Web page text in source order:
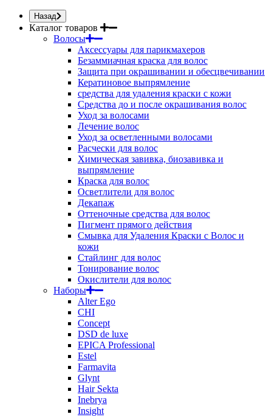
Назад
Каталог товаров
Волосы
Аксессуары для парикмахеров
Безаммиачная краска для волос
Защита при окрашивании и обесцвечивании
Кератиновое выпрямление
средства для удаления краски с кожи
Средства до и после окрашивания волос
Уход за волосами
Лечение волос
Уход за осветленными волосами
Расчески для волос
Химическая завивка, биозавивка и
выпрямление
Краска для волос
Осветлители для волос
Декапаж
Оттеночные средства для волос
Пигмент прямого действия
Смывка для Удаления Краски с Волос и
кожи
Стайлинг для волос
Тонирование волос
Окислители для волос
Наборы
Alter Ego
CHI
Concept
DSD de luxe
EPICA Professional
Estel
Farmavita
Glynt
Hair Sekta
Inebrya
Insight